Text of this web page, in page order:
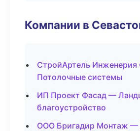
Компании в
СтройАртель
Потолочные системы
ИП Проект Фасад —
благоустройство
ООО Бригадир Монтаж —